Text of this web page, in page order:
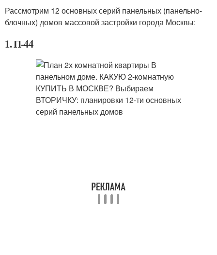
Рассмотрим 12 основных серий панельных (панельно-
блочных) домов массовой застройки города Москвы:
1. П-44